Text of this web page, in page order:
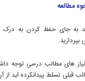
مطالعه
به جای حفظ کردن به درک
های مطالب درسی توجه
قبلی تسلط پیدانکرده اید از